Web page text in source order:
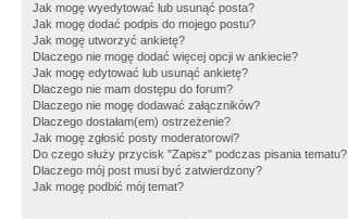
Jak mogę wyedytować lub usunąć posta?
Jak mogę dodać podpis do mojego postu?
Jak mogę utworzyć ankietę?
Dlaczego nie mogę dodać więcej opcji w ankiecie?
Jak mogę edytować lub usunąć ankietę?
Dlaczego nie mam dostępu do forum?
Dlaczego nie mogę dodawać załączników?
Dlaczego dostałam(em) ostrzeżenie?
Jak mogę zgłosić posty moderatorowi?
Do czego służy przycisk "Zapisz" podczas pisania tematu?
Dlaczego mój post musi być zatwierdzony?
Jak mogę podbić mój temat?